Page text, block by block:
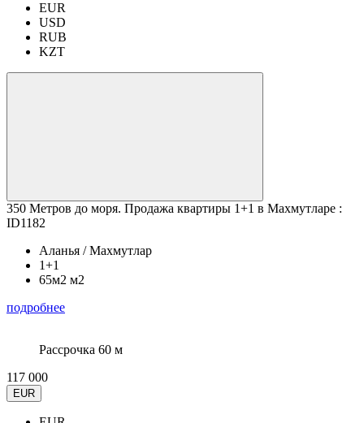
EUR
USD
RUB
KZT
350 Метров до моря. Продажа квартиры 1+1 в Махмутларе :
ID1182
Аланья / Махмутлар
1+1
65м2 м2
подробнее
Рассрочка 60 м
117 000
EUR